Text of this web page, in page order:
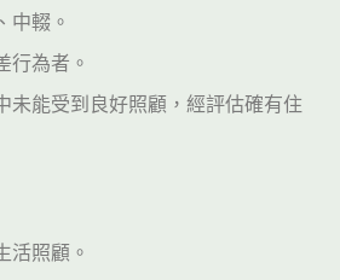
中輟。
行為者。
未能受到良好照顧，經評估確有住
活照顧。